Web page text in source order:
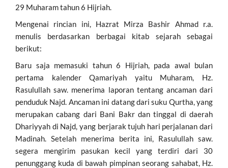
29 Muharam tahun 6 Hijriah.
Mengenai rincian ini, Hazrat Mirza Bashir Ahmad r.a.
menulis berdasarkan berbagai kitab sejarah sebagai
berikut:
Baru saja memasuki tahun 6 Hijriah, pada awal bulan
pertama kalender Qamariyah yaitu Muharam, Hz.
Rasulullah saw. menerima laporan tentang ancaman dari
penduduk Najd. Ancaman ini datang dari suku Qurtha, yang
merupakan cabang dari Bani Bakr dan tinggal di daerah
Dhariyyah di Najd, yang berjarak tujuh hari perjalanan dari
Madinah. Setelah menerima berita ini, Rasulullah saw.
segera mengirim pasukan kecil yang terdiri dari 30
penunggang kuda di bawah pimpinan seorang sahabat, Hz.